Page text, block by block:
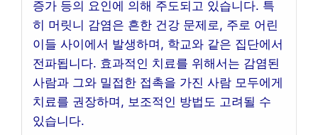
증가 등의 요인에 의해 주도되고 있습니다. 특
히 머릿니 감염은 흔한 건강 문제로, 주로 어린
이들 사이에서 발생하며, 학교와 같은 집단에서
전파됩니다. 효과적인 치료를 위해서는 감염된
사람과 그와 밀접한 접촉을 가진 사람 모두에게
치료를 권장하며, 보조적인 방법도 고려될 수
있습니다.